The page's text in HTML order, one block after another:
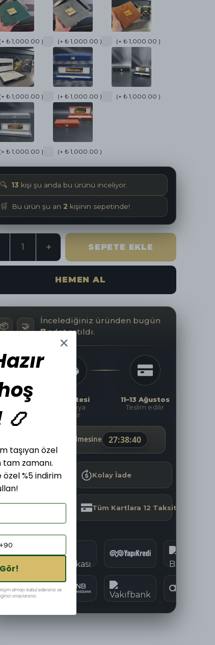
(+ ₺ 1,000.00 ) (+ ₺ 1,000.00 ) (+ ₺ 1,000.00 )
(+ ₺ 1,000.00 ) (+ ₺ 1,000.00 ) (+ ₺ 1,000.00 )
(+ ₺ 1,000.00 ) (+ ₺ 1,000.00 )
🔍 13 kişi şu anda bu ürünü inceliyor.
🛒 Bu ürün şu an 2 kişinin sepetinde!
SEPETE EKLE
HEMEN AL
📦 🤝
İncelediğiniz üründen bugün
7adet satıldı.
ver
Pazartesi
Kargoya
verilir
11–13 Ağustos
Teslim edilir
Kargoya Teslim Edilmesine 27:38:39
Hızlı Kargo Kolay İade
Güvenli Alışveriş Tüm Kartlara 12 Taksit
taşıyan özel
zamanı.
özel %5 indirim
almayı kabul edersiniz ve
onaylarsınız.